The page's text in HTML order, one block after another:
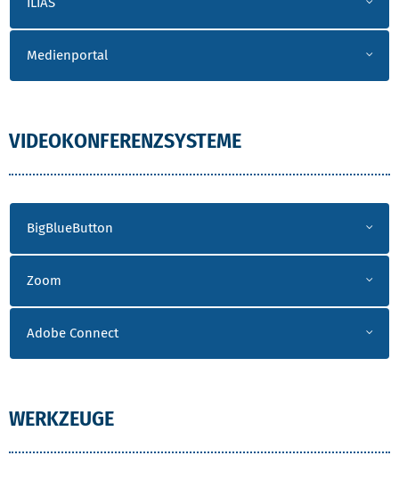
Medienportal
VIDEOKONFERENZSYSTEME
BigBlueButton
Zoom
Adobe Connect
WERKZEUGE